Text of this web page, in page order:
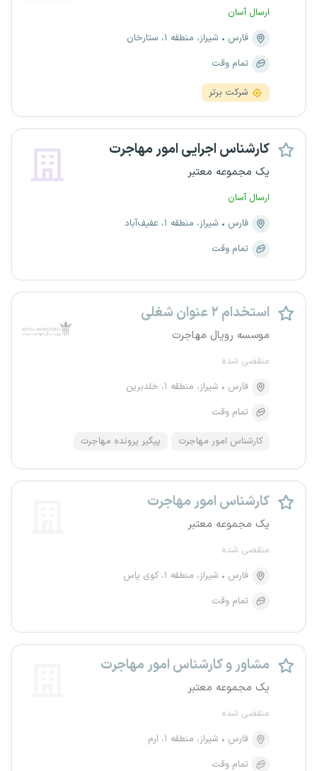
ارسال آسان
فارس
شیراز، منطقه ۱، ستارخان
تمام وقت
شرکت برتر
کارشناس اجرایی امور مهاجرت
یک مجموعه معتبر
ارسال آسان
فارس
شیراز، منطقه ۱، عفیف‌آباد
تمام وقت
استخدام ۲ عنوان شغلی
موسسه رویال مهاجرت
منقضی شده
فارس
شیراز، منطقه ۱، خلدبرین
تمام وقت
کارشناس امور مهاجرت پیگیر پرونده مهاجرت
کارشناس امور مهاجرت
یک مجموعه معتبر
منقضی شده
فارس
شیراز، منطقه ۱، کوی یاس
تمام وقت
مشاور و کارشناس امور مهاجرت
یک مجموعه معتبر
منقضی شده
فارس
شیراز، منطقه ۱، ارم
تمام وقت